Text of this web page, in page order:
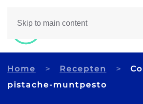
Skip to main content
Home Recepten
pistache-muntpesto